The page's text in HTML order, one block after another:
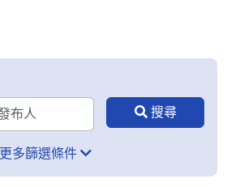
更多篩選條件